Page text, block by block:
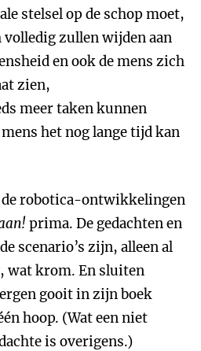
stelsel op de schop moet,
zullen wijden aan
en ook de mens zich
zien,
meer taken kunnen
het nog lange tijd kan
de robotica-ontwikkelingen
prima. De gedachten en
scenario’s zijn, alleen al
wat krom. En sluiten
gooit in zijn boek
hoop. (Wat een niet
is overigens.)